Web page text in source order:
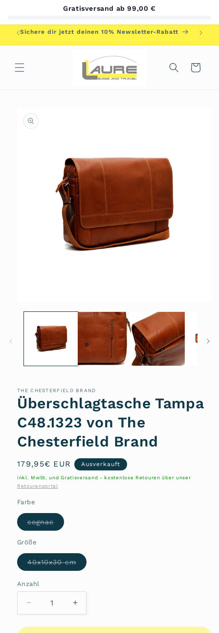
Sichere dir jetzt deinen 10% Newsletter-Rabatt
Warenkorb
THE CHESTERFIELD BRAND
Überschlagtasche Tampa
C48.1323 von The
Chesterfield Brand
Normaler
Preis
179,95€ EUR Ausverkauft
inkl. MwSt. und Gratisversand - kostenlose Retouren über unser
Retourenportal
Farbe
cognacVariante
ausverkauft
Größe
40x10x30 cmVariante
ausverkauft
Anzahl
Anzahl
Verringere
die
Menge
Erhöhe
die
Menge
Gratisversand ab 99,00 €